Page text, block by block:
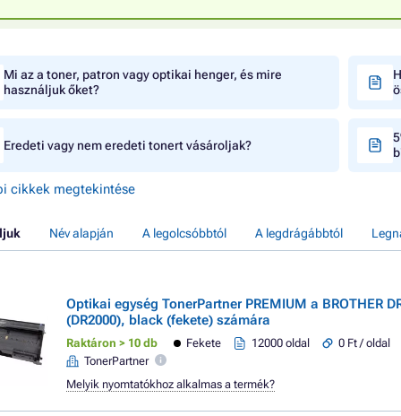
Mi az a toner, patron vagy optikai henger, és mire
használjuk őket?
Eredeti vagy nem eredeti tonert vásároljak?
cikkek megtekintése
Név alapján A legolcsóbbtól A legdrágábbtól
Optikai egység TonerPartner PREMIUM a BROTHER
(DR2000), black (fekete) számára
Raktáron > 10 db Fekete 12000 oldal
0 Ft / oldal
TonerPartner
Melyik nyomtatókhoz alkalmas a termék?